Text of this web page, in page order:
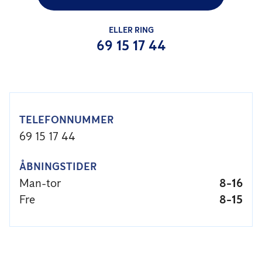
ELLER RING
69 15 17 44
TELEFONNUMMER
69 15 17 44
ÅBNINGSTIDER
Man-tor
8-16
Fre
8-15